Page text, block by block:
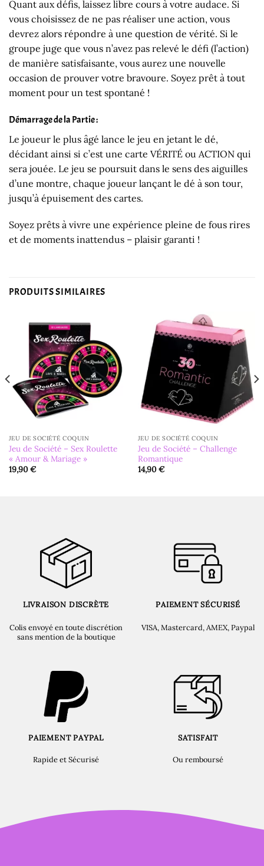
Quant aux défis, laissez libre cours à votre audace. Si
vous choisissez de ne pas réaliser une action, vous
devrez alors répondre à une question de vérité. Si le
groupe juge que vous n’avez pas relevé le défi (l’action)
de manière satisfaisante, vous aurez une nouvelle
occasion de prouver votre bravoure. Soyez prêt à tout
moment pour un test spontané !
Démarrage de la Partie :
Le joueur le plus âgé lance le jeu en jetant le dé,
décidant ainsi si c’est une carte VÉRITÉ ou ACTION qui
sera jouée. Le jeu se poursuit dans le sens des aiguilles
d’une montre, chaque joueur lançant le dé à son tour,
jusqu’à épuisement des cartes.
Soyez prêts à vivre une expérience pleine de fous rires
et de moments inattendus – plaisir garanti !
PRODUITS SIMILAIRES
JEU DE SOCIÉTÉ COQUIN
Jeu de Société – Sex Roulette
« Amour & Mariage »
19,90€
JEU DE SOCIÉTÉ COQUIN
Jeu de Société – Challenge
Romantique
14,90€
LIVRAISON DISCRÈTE
Colis envoyé en toute discrétion
sans mention de la boutique
PAIEMENT SÉCURISÉ
VISA, Mastercard, AMEX, Paypal
PAIEMENT PAYPAL
Rapide et Sécurisé
SATISFAIT
Ou remboursé